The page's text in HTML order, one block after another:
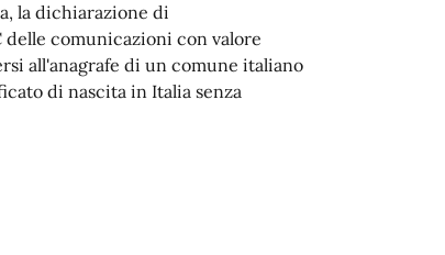
la dichiarazione di
comunicazioni con valore
all'anagrafe di un comune italiano
di nascita in Italia senza